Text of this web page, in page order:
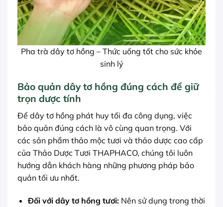
Pha trà dây tơ hồng – Thức uống tốt cho sức khỏe
sinh lý
Bảo quản dây tơ hồng đúng cách để giữ
trọn dược tính
Để dây tơ hồng phát huy tối đa công dụng, việc
bảo quản đúng cách là vô cùng quan trọng. Với
các sản phẩm thảo mộc tươi và thảo dược cao cấp
của Thảo Dược Tươi THAPHACO, chúng tôi luôn
hướng dẫn khách hàng những phương pháp bảo
quản tối ưu nhất.
Đối với dây tơ hồng tươi:Nên sử dụng trong thời